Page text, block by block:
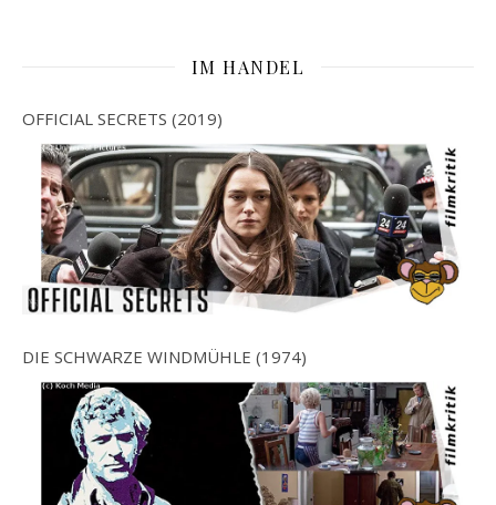
IM HANDEL
OFFICIAL SECRETS (2019)
DIE SCHWARZE WINDMÜHLE (1974)